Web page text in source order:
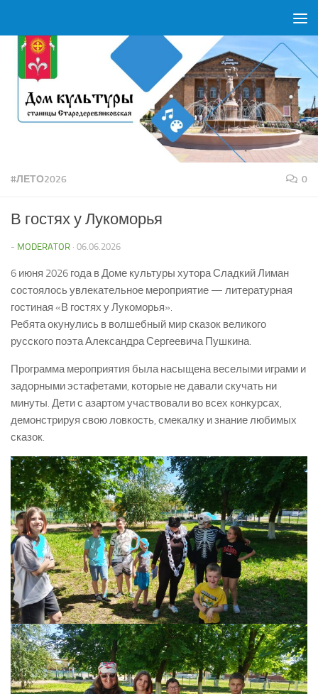
#ЛЕТО2026 0
В гостях у Лукоморья
- MODERATOR · 06.06.2026
6 июня 2026 года в Доме культуры хутора Сладкий Лиман
состоялось увлекательное мероприятие — литературная
гостиная «В гостях у Лукоморья».
Ребята окунулись в волшебный мир сказок великого
русского поэта Александра Сергеевича Пушкина.
Программа мероприятия была насыщена веселыми играми и
задорными эстафетами, которые не давали скучать ни
минуты. Дети с азартом участвовали во всех конкурсах,
демонстрируя свою ловкость, смекалку и знание любимых
сказок.